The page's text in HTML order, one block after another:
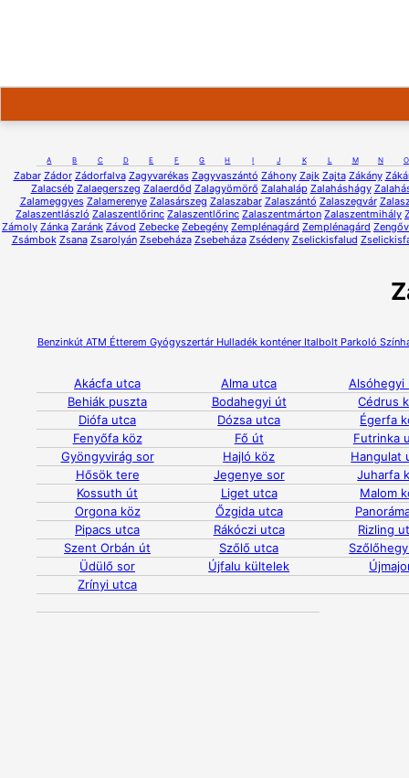
A B C D E F G H I J K L M N O
Zabar Zádor Zádorfalva Zagyvarékas Zagyvaszántó Záhony Zajk Zajta Zákány
Zalacséb Zalaegerszeg Zalaerdőd Zalagyömörő Zalahaláp Zalaháshágy
Zalameggyes Zalamerenye Zalasárszeg Zalaszabar Zalaszántó Zalaszegvár
Zalaszentlászló Zalaszentlőrinc Zalaszentlőrinc Zalaszentmárton Zalaszentmihály
Zámoly Zánka Zaránk Závod Zebecke Zebegény Zemplénagárd Zemplénagárd
Zsámbok Zsana Zsarolyán Zsebeháza Zsebeháza Zsédeny Zselickisfalud
BenzinkútATM Étterem GyógyszertárHulladék konténerItalboltParkoló
Akácfa utca Alma utca
Alsóhegyi
Behiák puszta
Bodahegyi út
Cédrus
Diófa utca
Dózsa utca
Égerfa
Fenyőfa köz
Fő út
Futrinka
Gyöngyvirág sor
Hajló köz
Hangulat
Hősök tere
Jegenye sor
Juharfa
Kossuth út
Liget utca
Malom
Orgona köz
Őzgida utca
Pipacs utca
Rákóczi utca
Rizling
Szent Orbán út
Szőlő utca
Üdülő sor
Újfalu kültelek
Zrínyi utca